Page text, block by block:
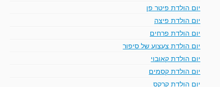
יום הולדת פיטר פן
יום הולדת פיצה
יום הולדת פרחים
יום הולדת צעצוע של סיפור
יום הולדת קאובוי
יום הולדת קסמים
יום הולדת קרקס